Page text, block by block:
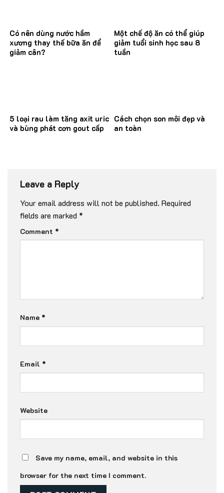
Có nên dùng nước hầm
xương thay thế bữa ăn để
giảm cân?
Một chế độ ăn có thể giúp
giảm tuổi sinh học sau 8
tuần
5 loại rau làm tăng axit uric
và bùng phát cơn gout cấp
Cách chọn son môi đẹp và
an toàn
Leave a Reply
Your email address will not be published. Required
fields are marked *
Comment *
Name *
Email *
Website
Save my name, email, and website in this
browser for the next time I comment.